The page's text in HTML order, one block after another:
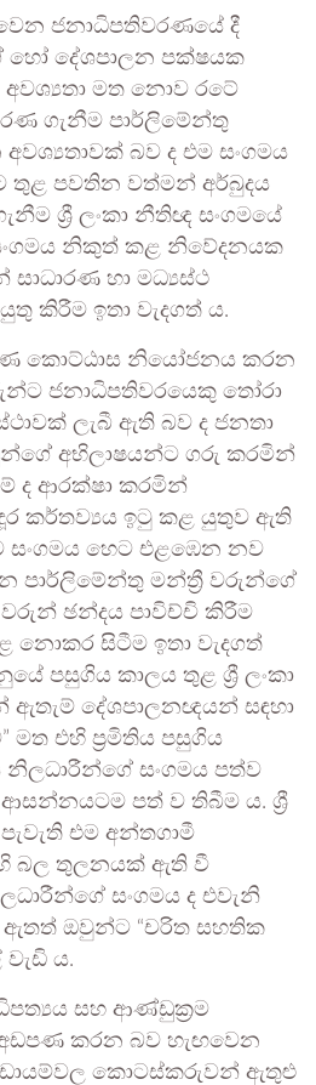
ජනාධිපතිවරණයේ දී
හෝ දේශපාලන පක්ෂයක
මත නොව රටේ
ගැනීම පාර්ලිමේන්තු
බව ද එම සංගමය
තුළ පවතින වත්මන් අර්බුදය
ශ්‍රී ලංකා නීතිඥ සංගමයේ
නිකුත් කළ නිවේදනයක
සාධාරණ හා මධ්‍යස්ථ
කිරීම ඉතා වැදගත් ය.
කොට්ඨාස නියෝජනය කරන
ජනාධිපතිවරයෙකු තෝරා
ලැබී ඇති බව ද ජනතා
අභිලාෂයන්ට ගරු කරමින්
ද ආරක්ෂා කරමින්
කර්තව්‍යය ඉටු කළ යුතුව ඇති
සංගමය හෙට එළඹෙන නව
පාර්ලිමේන්තු මන්ත්‍රී වරුන්ගේ
වරුන් ඡන්දය පාවිච්චි කිරීම
නොකර සිටීම ඉතා වැදගත්
පසුගිය කාලය තුළ ශ්‍රී ලංකා
ඇතැම් දේශපාලනඥයන් සඳහා
මත එහි ප්‍රමිතිය පසුගිය
සංගමය පත්ව
පත් ව තිබීම ය. ශ්‍රී
එම අන්තගාමී
බල තුලනයක් ඇති වී
සංගමය ද එවැනි
ඇතත් ඔවුන්ට “චරිත සහතික
ය.
සහ ආණ්ඩුක්‍රම
කරන බව හැඟවෙන
කොටස්කරුවන් ඇතුළු